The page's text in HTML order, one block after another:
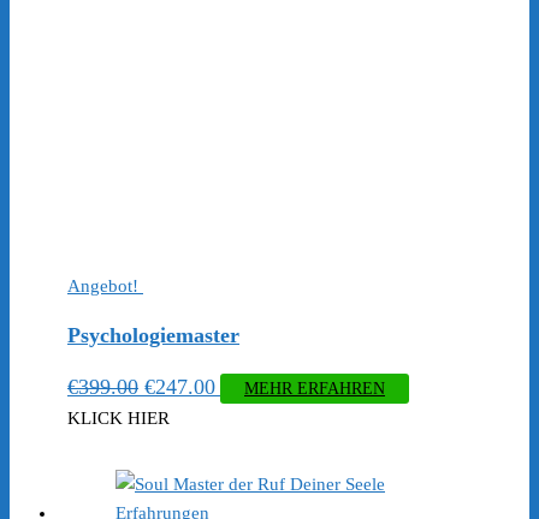
Angebot!
Psychologiemaster
€399.00 Ursprünglicher
Preis
€399.00
€247.00Aktueller
€247.00.
MEHR ERFAHREN
KLICK HIER